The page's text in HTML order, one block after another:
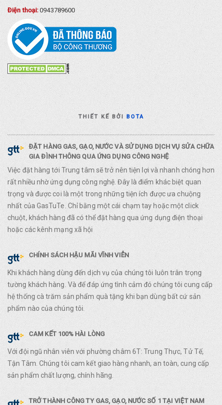
Điện thoại:0943789600
THIẾT KẾ BỞIBOTA
ĐẶT HÀNG GAS, GẠO, NƯỚC VÀ SỬ DỤNG DỊCH VỤ SỬA CHỮA
GIA ĐÌNH THÔNG QUA ỨNG DỤNG CÔNG NGHỆ
Việc đặt hàng tới Trung tâm sẽ trở nên tiện lợi và nhanh chóng hơn
rất nhiều nhờ ứng dụng công nghệ. Đây là điểm khác biệt quan
trọng và được coi là một trong những tiện ích được ưa chuộng
nhất của GasTuTe. Chỉ bằng một cái chạm tay hoặc một click
chuột, khách hàng đã có thể đặt hàng qua ứng dụng điện thoại
hoặc các kênh mạng xã hội
CHÍNH SÁCH HẬU MÃI VĨNH VIỄN
Khi khách hàng dùng đến dịch vụ của chúng tôi luôn trân trọng
tường khách hàng. Và để đáp ứng tình cảm đó chúng tôi cung cấp
hệ thống cà trăm sản phẩm quà tặng khi bạn dùng bất cứ sản
phẩm nào của chúng tôi.
CAM KẾT 100% HÀI LÒNG
Với đội ngũ nhân viên với phường châm 6T: Trung Thực, Tử Tế,
Tận Tâm. Chúng tôi cam kết giao hàng nhanh, an toàn, cung cấp
sản phẩm chất lượng, chính hãng.
TRỞ THÀNH CÔNG TY GAS, GẠO, NƯỚC SỐ 1 TẠI VIỆT NAM